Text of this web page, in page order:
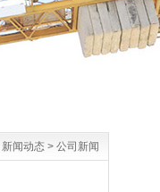
新闻动态 > 公司新闻